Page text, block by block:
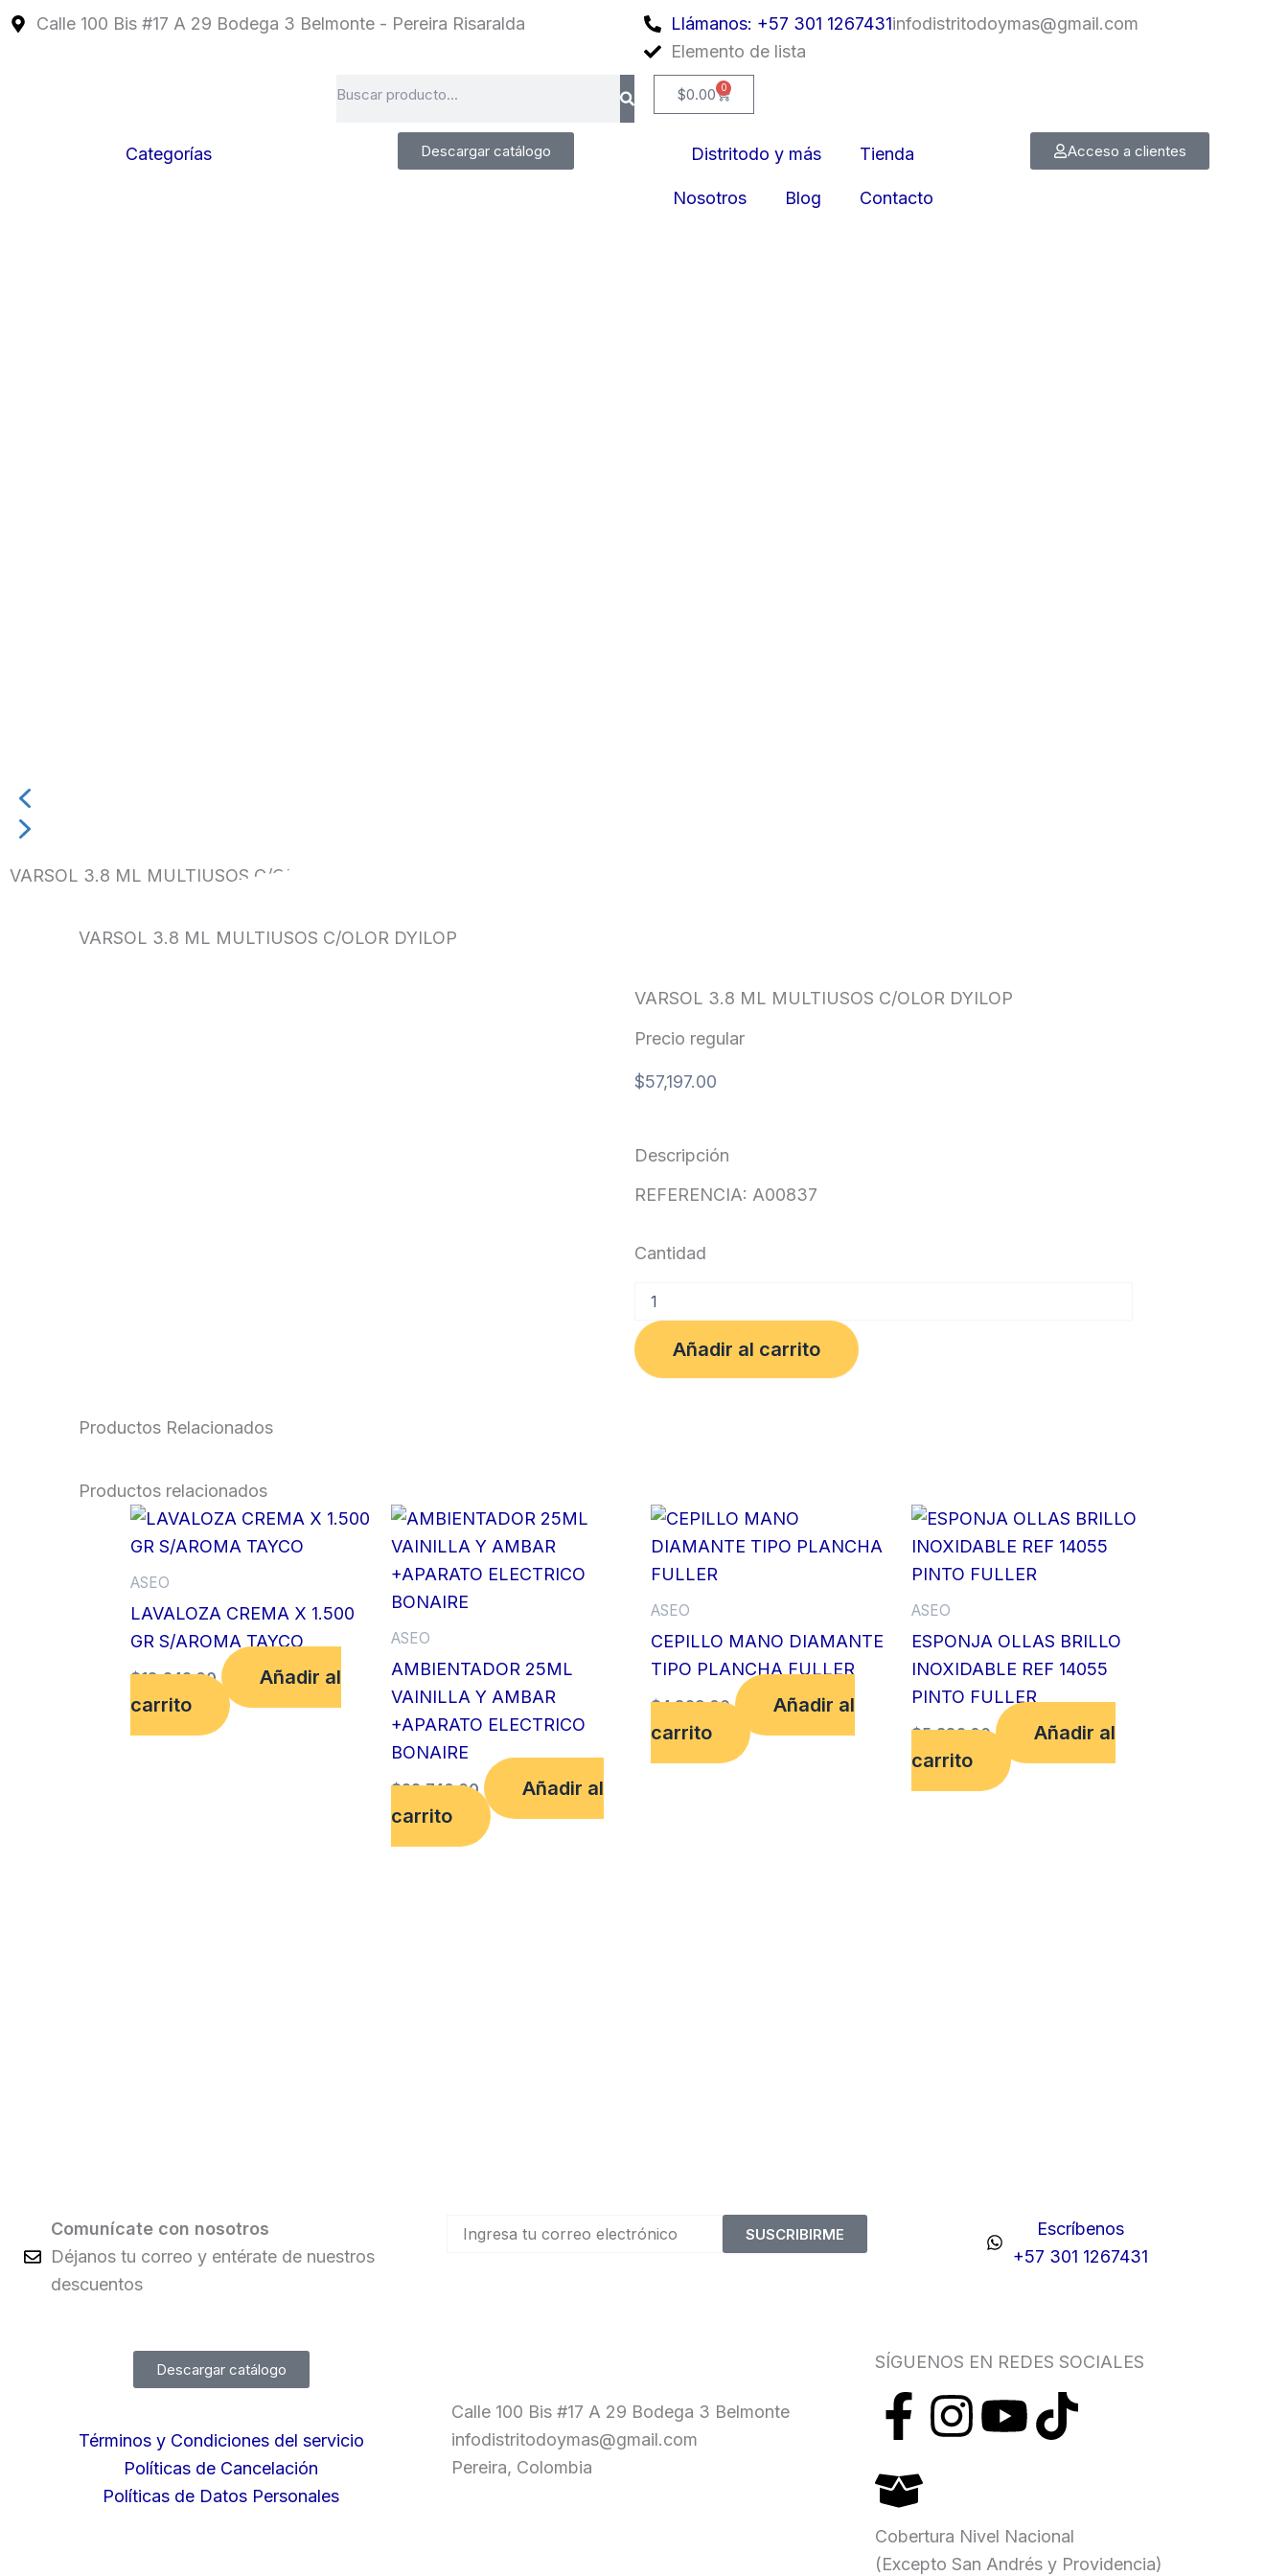
Calle 100 Bis #17 A 29 Bodega 3 Belmonte - Pereira Risaralda Llámanos: +57 301 1267431infodistritodoymas@gmail.com
Elemento de lista
$0.00 0
Cart
Categorías Descargar catálogo Distritodo y más Tienda
Nosotros Blog Contacto
Acceso a clientes
VARSOL 3.8 ML MULTIUSOS C/OLOR DYILOP
VARSOL 3.8 ML MULTIUSOS C/OLOR DYILOP
VARSOL 3.8 ML MULTIUSOS C/OLOR DYILOP
Precio regular
$57,197.00
Descripción
REFERENCIA: A00837
Cantidad
ML
MULTIUSOS
C/OLOR
Añadir al carrito
Productos Relacionados
Productos relacionados
ASEO
LAVALOZA CREMA X 1.500
GR S/AROMA TAYCO
$18,242.00
Añadir al
carrito
ASEO
AMBIENTADOR 25ML
VAINILLA Y AMBAR
+APARATO ELECTRICO
BONAIRE
$22,740.00
Añadir al
carrito
ASEO
CEPILLO MANO DIAMANTE
TIPO PLANCHA FULLER
$4,829.00
Añadir al
carrito
ASEO
ESPONJA OLLAS BRILLO
INOXIDABLE REF 14055
PINTO FULLER
$5,382.00
Añadir al
carrito
Comunícate con nosotros
Déjanos tu correo y entérate de nuestros
descuentos
SUSCRIBIRME
Escríbenos
+57 301 1267431
Descargar catálogo
Términos y Condiciones del servicio
Políticas de Cancelación
Políticas de Datos Personales
Calle 100 Bis #17 A 29 Bodega 3 Belmonte
infodistritodoymas@gmail.com
Pereira, Colombia
SÍGUENOS EN REDES SOCIALES
F
a
c
e
I
t
Y
t
T
t
Cobertura Nivel Nacional
(Excepto San Andrés y Providencia)